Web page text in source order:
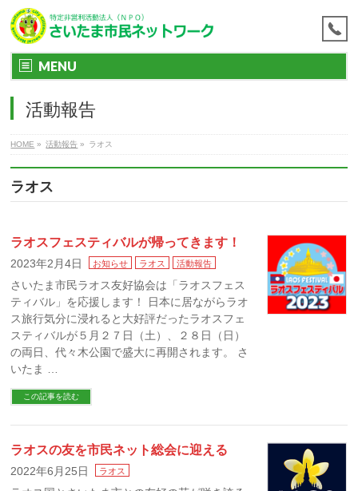
MENU
活動報告
HOME » 活動報告 » ラオス
ラオス
ラオスフェスティバルが帰ってきます！
2023年2月4日 お知らせ ラオス 活動報告
さいたま市民ラオス友好協会は「ラオスフェス
ティバル」を応援します！ 日本に居ながらラオ
ス旅行気分に浸れると大好評だったラオスフェ
スティバルが５月２７日（土）、２８日（日）
の両日、代々木公園で盛大に再開されます。 さ
いたま …
この記事を読む
ラオスの友を市民ネット総会に迎える
2022年6月25日 ラオス